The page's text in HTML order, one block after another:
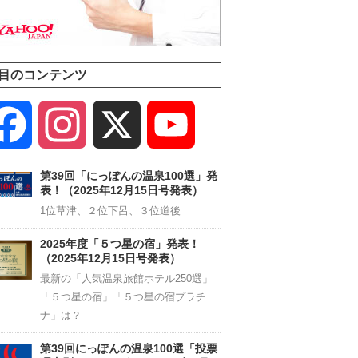
のコンテンツ
Facebook Instagram
Channel
第39回「にっぽんの温泉100選」発
表！（2025年12月15日号発表）
1位草津、２位下呂、３位道後
2025年度「５つ星の宿」発表！
（2025年12月15日号発表）
最新の「人気温泉旅館ホテル250選」
「５つ星の宿」「５つ星の宿プラチ
ナ」は？
第39回にっぽんの温泉100選「投票